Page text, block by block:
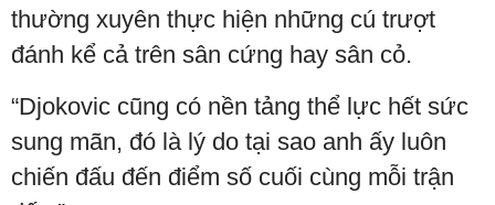
thường xuyên thực hiện những cú trượt
đánh kể cả trên sân cứng hay sân cỏ.
“Djokovic cũng có nền tảng thể lực hết sức
sung mãn, đó là lý do tại sao anh ấy luôn
chiến đấu đến điểm số cuối cùng mỗi trận